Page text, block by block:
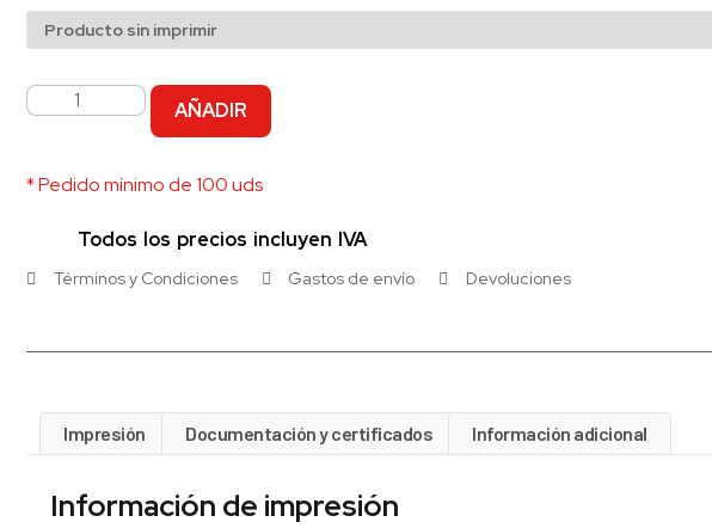
AÑADIR
* Pedido mínimo de 100 uds
Todos los precios incluyen IVA
Términos y Condiciones Gastos de envío Devoluciones
Impresión Documentación y certificados Información adicional
Información de impresión